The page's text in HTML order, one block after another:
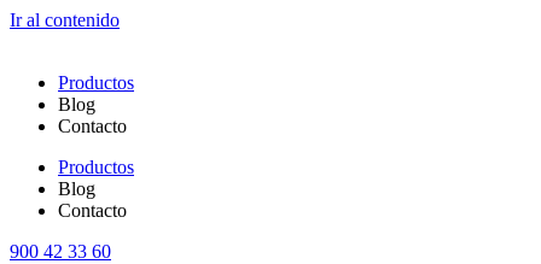
Ir al contenido
Productos
Blog
Contacto
Productos
Blog
Contacto
900 42 33 60